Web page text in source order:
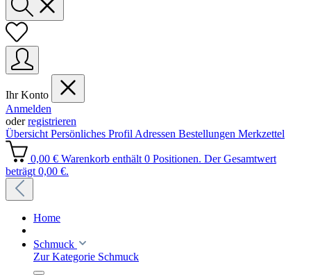
Ihr Konto
Anmelden
oderregistrieren
Übersicht Persönliches Profil Adressen Bestellungen Merkzettel
0,00 € Warenkorb enthält 0 Positionen. Der Gesamtwert
beträgt 0,00 €.
Home
Schmuck
Zur Kategorie Schmuck